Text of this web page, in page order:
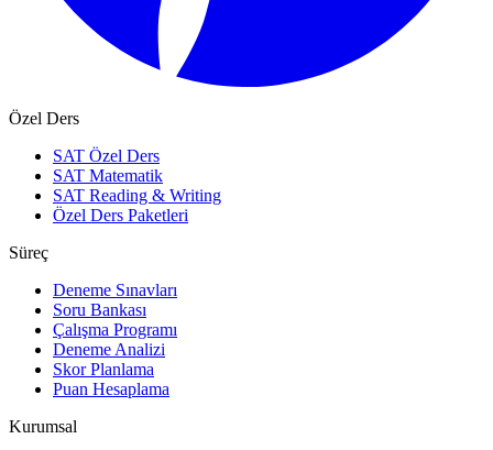
Özel Ders
SAT Özel Ders
SAT Matematik
SAT Reading & Writing
Özel Ders Paketleri
Süreç
Deneme Sınavları
Soru Bankası
Çalışma Programı
Deneme Analizi
Skor Planlama
Puan Hesaplama
Kurumsal